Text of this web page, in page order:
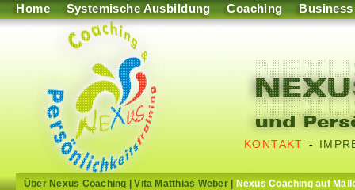
Home Systemische Ausbildung Coaching Business
KONTAKT -
Über Nexus Coaching |Vita Matthias Weber| Nexus Coaching auf